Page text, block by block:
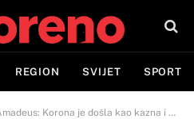
REGION SVIJET SPORT
Korona je došla kao kazna i opomena